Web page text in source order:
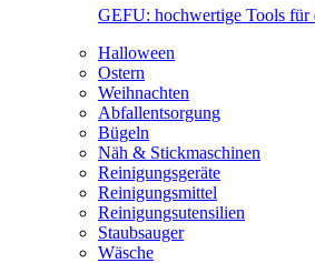
GEFU: hochwertige Tools für
Halloween
Ostern
Weihnachten
Abfallentsorgung
Bügeln
Näh & Stickmaschinen
Reinigungsgeräte
Reinigungsmittel
Reinigungsutensilien
Staubsauger
Wäsche